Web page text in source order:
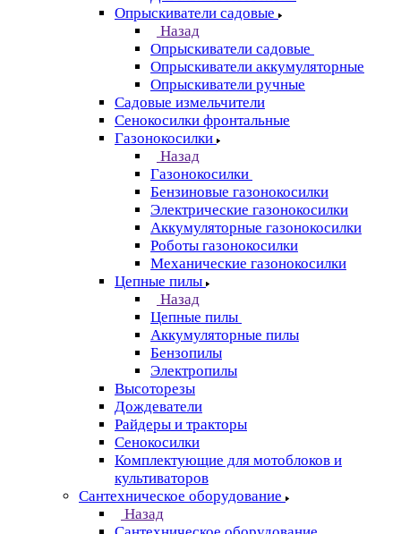
Опрыскиватели садовые
Назад
Опрыскиватели садовые
Опрыскиватели аккумуляторные
Опрыскиватели ручные
Садовые измельчители
Сенокосилки фронтальные
Газонокосилки
Назад
Газонокосилки
Бензиновые газонокосилки
Электрические газонокосилки
Аккумуляторные газонокосилки
Роботы газонокосилки
Механические газонокосилки
Цепные пилы
Назад
Цепные пилы
Аккумуляторные пилы
Бензопилы
Электропилы
Высоторезы
Дождеватели
Райдеры и тракторы
Сенокосилки
Комплектующие для мотоблоков и
культиваторов
Сантехническое оборудование
Назад